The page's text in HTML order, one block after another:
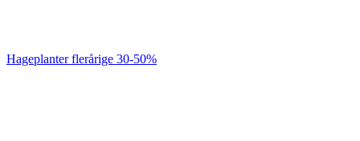
Hageplanter flerårige 30-50%